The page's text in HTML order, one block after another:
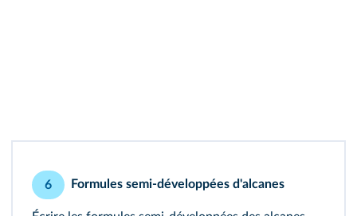
6 Formules semi-développées d'alcanes